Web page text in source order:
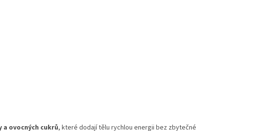
a ovocných cukrů, které dodají tělu rychlou energii bez zbytečné